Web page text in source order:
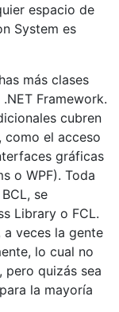
espacio de
System es
más clases
Framework.
cubren
como el acceso
gráficas
o WPF). Toda
se
Library o FCL.
a veces la gente
lo cual no
quizás sea
la mayoría